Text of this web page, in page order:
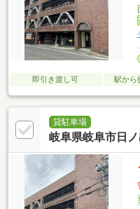
即引き渡し可 駅から
貸駐車場
岐阜県岐阜市日